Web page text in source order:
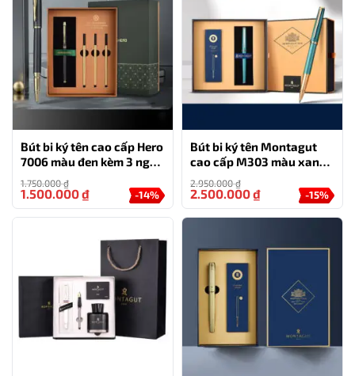
Bút bi ký tên cao cấp Hero
7006 màu đen kèm 3 ngòi,
hộp và túi hãng
1.750.000₫
-14%
1.500.000₫
Bút bi ký tên Montagut
cao cấp M303 màu xanh
ngọc
2.950.000₫
-15%
2.500.000₫